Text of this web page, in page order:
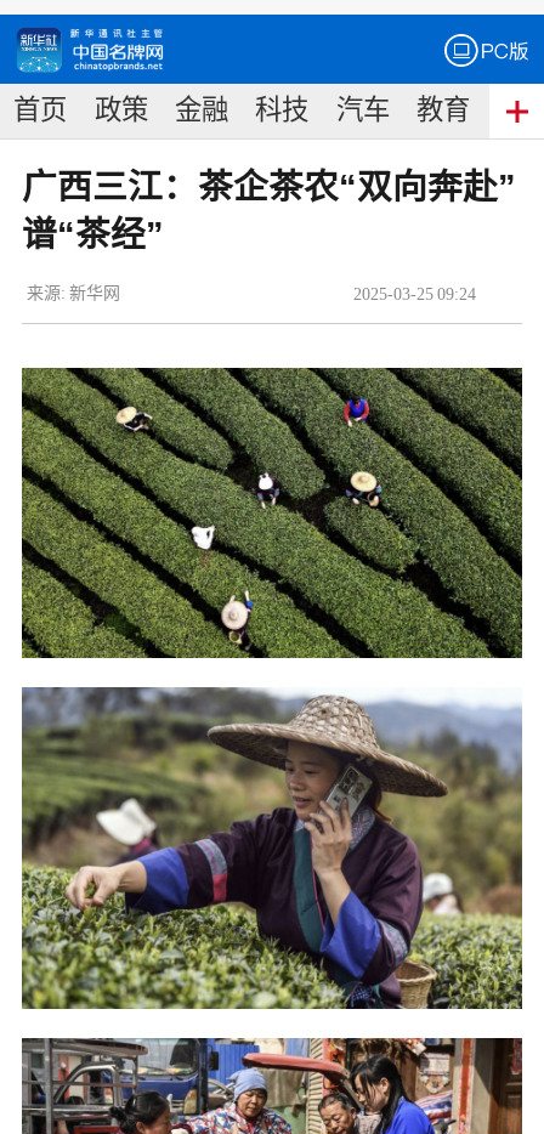
首页 政策 金融 科技 汽车 教育 食
广西三江：茶企茶农“双向奔赴”
谱“茶经”
2025-03-25 09:24
来源: 新华网